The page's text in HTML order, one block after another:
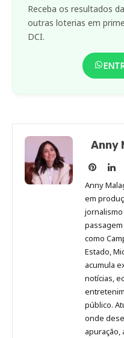
Receba os resultados
outras loterias em
DCI.
Anny
Anny
no
Anny
em
como
Estado,
acumula
notícias,
público.
onde
apuração,